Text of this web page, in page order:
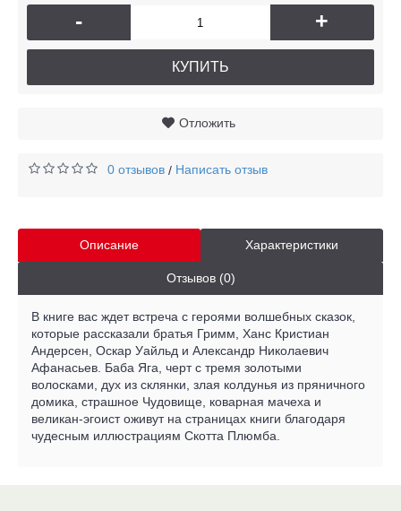
- +
КУПИТЬ
Отложить
0 отзывов / Написать отзыв
Описание Характеристики
Отзывов (0)
В книге вас ждет встреча с героями волшебных сказок,
которые рассказали братья Гримм, Ханс Кристиан
Андерсен, Оскар Уайльд и Александр Николаевич
Афанасьев. Баба Яга, черт с тремя золотыми
волосками, дух из склянки, злая колдунья из пряничного
домика, страшное Чудовище, коварная мачеха и
великан-эгоист оживут на страницах книги благодаря
чудесным иллюстрациям Скотта Плюмба.